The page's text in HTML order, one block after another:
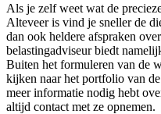
Als je zelf weet wat de
Alteveer is vind je sneller de
dan ook heldere afspraken
belastingadviseur biedt
Buiten het formuleren van de
kijken naar het portfolio van
meer informatie nodig hebt
altijd contact met ze opnemen.